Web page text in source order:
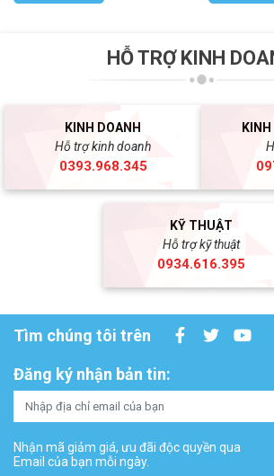
HỖ TRỢ KINH
KINH DOANH
Hỗ trợ kinh doanh
0393.968.345
KỸ THUẬT
Hỗ trợ kỹ thuật
0934.616.395
Tìm chúng tôi trên
Đăng ký nhận bản tin:
Nhận mã giảm giá, ưu đãi độc quyền qua
Email của bạn mỗi ngày.